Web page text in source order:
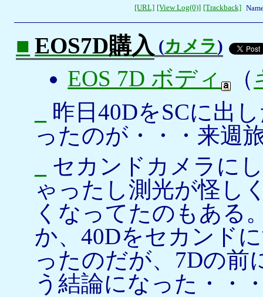
[URL] [View Log(0)] [Trackback]
■ EOS7D購入 (カメラ)
EOS 7D ボディ （
昨日40DをSCに出
ったのが・・・来週
セカンドカメラに
ゃったし測光が怪し
くなってたのもある
か、40Dをセカンド
ったのだが、7Dの前
う結論になった・・